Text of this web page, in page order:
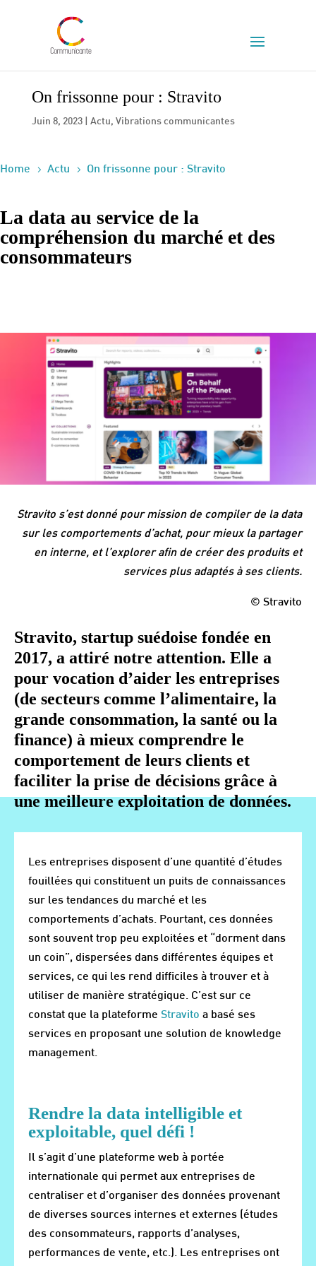
On frissonne pour : Stravito
Juin 8, 2023| Actu, Vibrations communicantes
Home 5 Actu 5 On frissonne pour : Stravito
La data au service de la
compréhension du marché et des
consommateurs
Stravito s’est donné pour mission de compiler de la data
sur les comportements d’achat, pour mieux la partager
en interne, et l’explorer afin de créer des produits et
services plus adaptés à ses clients.
© Stravito
Stravito, startup suédoise fondée en
2017, a attiré notre attention. Elle a
pour vocation d’aider les entreprises
(de secteurs comme l’alimentaire, la
grande consommation, la santé ou la
finance) à mieux comprendre le
comportement de leurs clients et
faciliter la prise de décisions grâce à
une meilleure exploitation de données.
Les entreprises disposent d’une quantité d’études
fouillées qui constituent un puits de connaissances
sur les tendances du marché et les
comportements d’achats. Pourtant, ces données
sont souvent trop peu exploitées et “dorment dans
un coin”, dispersées dans différentes équipes et
services, ce qui les rend difficiles à trouver et à
utiliser de manière stratégique. C’est sur ce
constat que la plateforme Stravito a basé ses
services en proposant une solution de knowledge
management.
Rendre la data intelligible et
exploitable, quel défi !
Il s’agit d’une plateforme web à portée
internationale qui permet aux entreprises de
centraliser et d’organiser des données provenant
de diverses sources internes et externes (études
des consommateurs, rapports d’analyses,
performances de vente, etc.). Les entreprises ont